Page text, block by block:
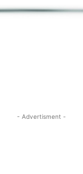
- Advertisment -